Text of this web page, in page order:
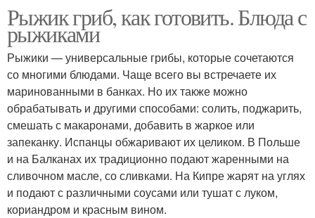
Рыжик гриб, как готовить. Блюда с
рыжиками
Рыжики — универсальные грибы, которые сочетаются
со многими блюдами. Чаще всего вы встречаете их
маринованными в банках. Но их также можно
обрабатывать и другими способами: солить, поджарить,
смешать с макаронами, добавить в жаркое или
запеканку. Испанцы обжаривают их целиком. В Польше
и на Балканах их традиционно подают жаренными на
сливочном масле, со сливками. На Кипре жарят на углях
и подают с различными соусами или тушат с луком,
кориандром и красным вином.